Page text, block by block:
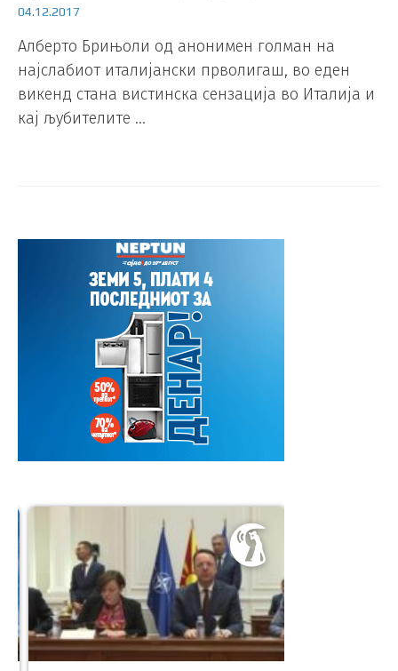
04.12.2017
Алберто Брињоли од анонимен голман на
најслабиот италијански прволигаш, во еден
викенд стана вистинска сензација во Италија и
кај љубителите …